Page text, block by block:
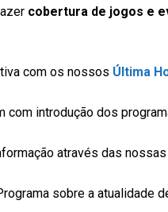
cobertura de jogos e
com os nossos Última
com introdução dos
através das nossas
sobre a atualidade